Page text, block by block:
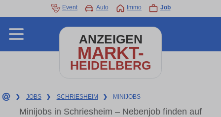
Event Auto Immo Job
ANZEIGEN
MARKT-
HEIDELBERG
❯ JOBS ❯ SCHRIESHEIM ❯ MINIJOBS
Minijobs in Schriesheim – Nebenjob finden auf